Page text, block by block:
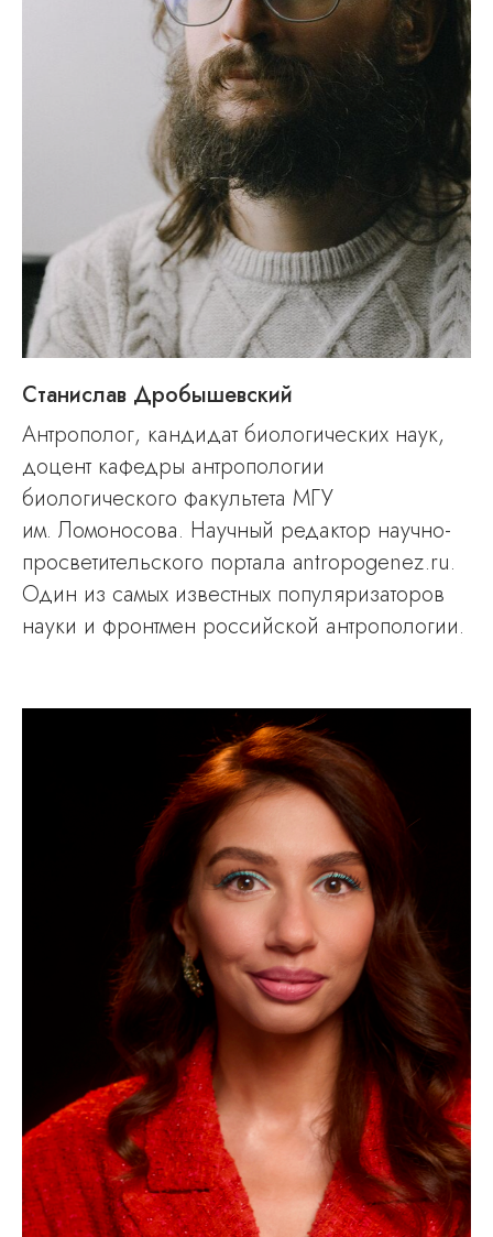
Станислав Дробышевский
Антрополог, кандидат биологических наук,
доцент кафедры антропологии
биологического факультета МГУ
им. Ломоносова. Научный редактор научно-
просветительского портала antropogenez.ru.
Один из самых известных популяризаторов
науки и фронтмен российской антропологии.